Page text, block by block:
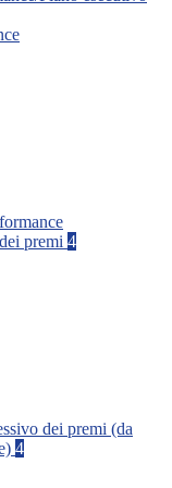
premi 4
dei premi (da
4